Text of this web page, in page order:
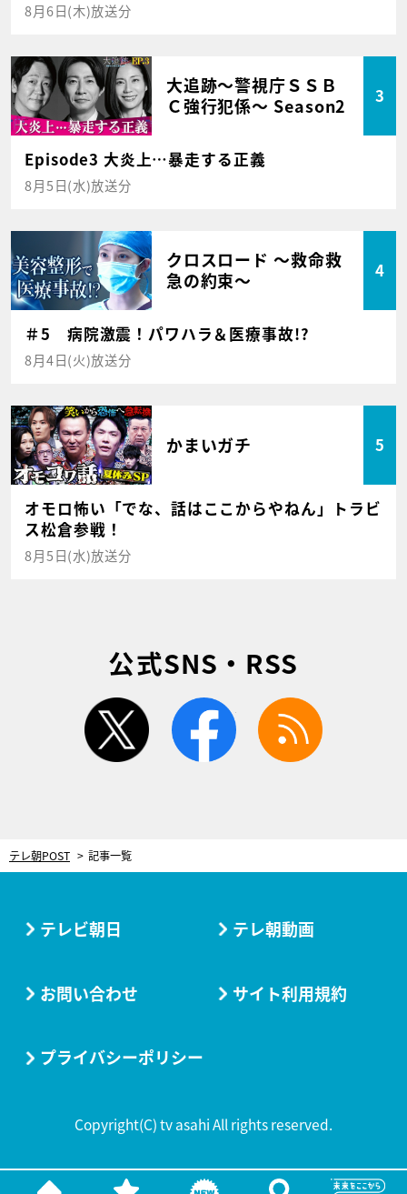
8月6日(木)放送分
大追跡～警視庁ＳＳＢ
Ｃ強行犯係～ Season2
3
Episode3 大炎上…暴走する正義
8月5日(水)放送分
クロスロード ～救命救
急の約束～
4
＃5 病院激震！パワハラ＆医療事故!?
8月4日(火)放送分
かまいガチ 5
オモロ怖い「でな、話はここからやねん」トラビ
ス松倉参戦！
8月5日(水)放送分
公式SNS・RSS
twitter facebook
テレ朝POST 記事一覧
テレビ朝日 テレ朝動画
お問い合わせ サイト利用規約
プライバシーポリシー
Copyright(C) tv asahi All rights reserved.